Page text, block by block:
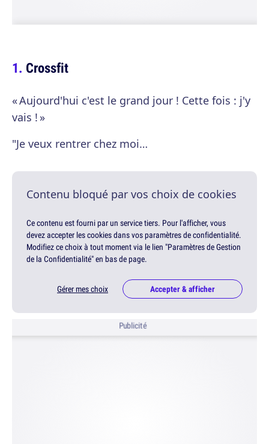
Crossfit
« Aujourd'hui c'est le grand jour ! Cette fois : j'y
vais ! »
"Je veux rentrer chez moi…
Contenu bloqué par vos choix de cookies
Ce contenu est fourni par un service tiers. Pour l'afficher, vous
devez accepter les cookies dans vos paramètres de confidentialité.
Modifiez ce choix à tout moment via le lien "Paramètres de Gestion
de la Confidentialité" en bas de page.
Gérer mes choix Accepter & afficher
Publicité